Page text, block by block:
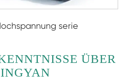
serie
ÜBER